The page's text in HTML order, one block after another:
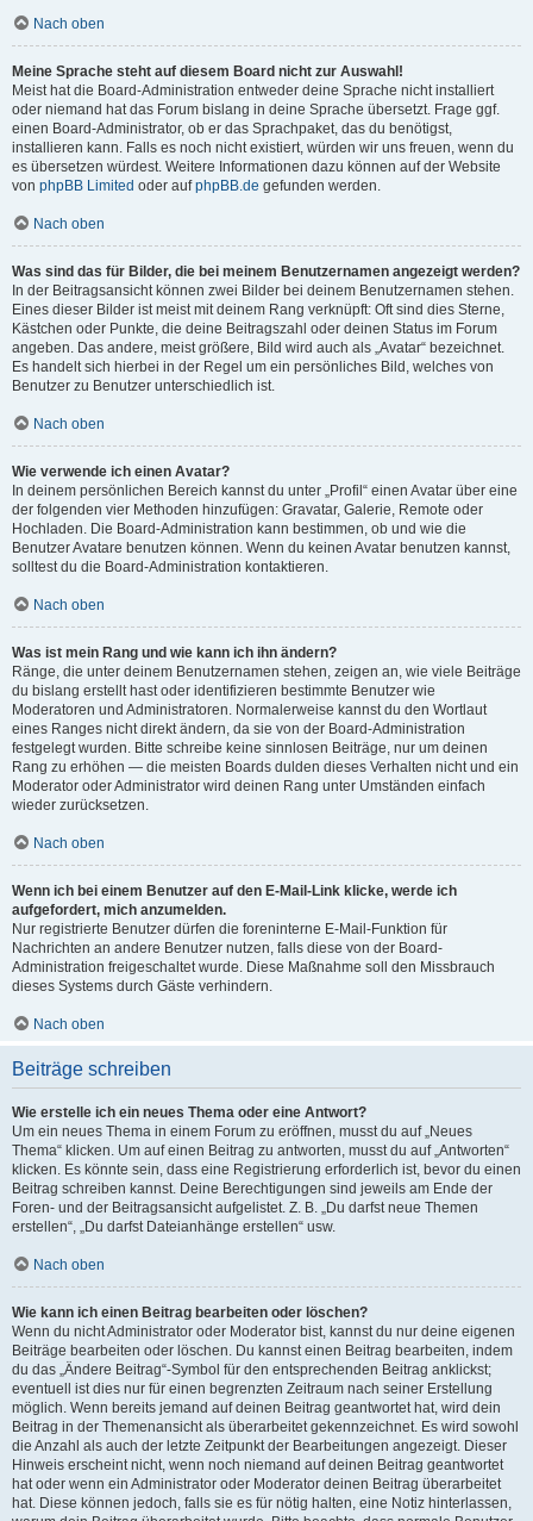
Nach oben
Meine Sprache steht auf diesem Board nicht zur Auswahl!
Meist hat die Board-Administration entweder deine Sprache nicht installiert
oder niemand hat das Forum bislang in deine Sprache übersetzt. Frage ggf.
einen Board-Administrator, ob er das Sprachpaket, das du benötigst,
installieren kann. Falls es noch nicht existiert, würden wir uns freuen, wenn du
es übersetzen würdest. Weitere Informationen dazu können auf der Website
von phpBB Limited oder aufphpBB.de gefunden werden.
Nach oben
Was sind das für Bilder, die bei meinem Benutzernamen angezeigt werden?
In der Beitragsansicht können zwei Bilder bei deinem Benutzernamen stehen.
Eines dieser Bilder ist meist mit deinem Rang verknüpft: Oft sind dies Sterne,
Kästchen oder Punkte, die deine Beitragszahl oder deinen Status im Forum
angeben. Das andere, meist größere, Bild wird auch als „Avatar“ bezeichnet.
Es handelt sich hierbei in der Regel um ein persönliches Bild, welches von
Benutzer zu Benutzer unterschiedlich ist.
Nach oben
Wie verwende ich einen Avatar?
In deinem persönlichen Bereich kannst du unter „Profil“ einen Avatar über eine
der folgenden vier Methoden hinzufügen: Gravatar, Galerie, Remote oder
Hochladen. Die Board-Administration kann bestimmen, ob und wie die
Benutzer Avatare benutzen können. Wenn du keinen Avatar benutzen kannst,
solltest du die Board-Administration kontaktieren.
Nach oben
Was ist mein Rang und wie kann ich ihn ändern?
Ränge, die unter deinem Benutzernamen stehen, zeigen an, wie viele Beiträge
du bislang erstellt hast oder identifizieren bestimmte Benutzer wie
Moderatoren und Administratoren. Normalerweise kannst du den Wortlaut
eines Ranges nicht direkt ändern, da sie von der Board-Administration
festgelegt wurden. Bitte schreibe keine sinnlosen Beiträge, nur um deinen
Rang zu erhöhen — die meisten Boards dulden dieses Verhalten nicht und ein
Moderator oder Administrator wird deinen Rang unter Umständen einfach
wieder zurücksetzen.
Nach oben
Wenn ich bei einem Benutzer auf den E-Mail-Link klicke, werde ich
aufgefordert, mich anzumelden.
Nur registrierte Benutzer dürfen die foreninterne E-Mail-Funktion für
Nachrichten an andere Benutzer nutzen, falls diese von der Board-
Administration freigeschaltet wurde. Diese Maßnahme soll den Missbrauch
dieses Systems durch Gäste verhindern.
Nach oben
Beiträge schreiben
Wie erstelle ich ein neues Thema oder eine Antwort?
Um ein neues Thema in einem Forum zu eröffnen, musst du auf „Neues
Thema“ klicken. Um auf einen Beitrag zu antworten, musst du auf „Antworten“
klicken. Es könnte sein, dass eine Registrierung erforderlich ist, bevor du einen
Beitrag schreiben kannst. Deine Berechtigungen sind jeweils am Ende der
Foren- und der Beitragsansicht aufgelistet. Z. B. „Du darfst neue Themen
erstellen“, „Du darfst Dateianhänge erstellen“ usw.
Nach oben
Wie kann ich einen Beitrag bearbeiten oder löschen?
Wenn du nicht Administrator oder Moderator bist, kannst du nur deine eigenen
Beiträge bearbeiten oder löschen. Du kannst einen Beitrag bearbeiten, indem
du das „Ändere Beitrag“-Symbol für den entsprechenden Beitrag anklickst;
eventuell ist dies nur für einen begrenzten Zeitraum nach seiner Erstellung
möglich. Wenn bereits jemand auf deinen Beitrag geantwortet hat, wird dein
Beitrag in der Themenansicht als überarbeitet gekennzeichnet. Es wird sowohl
die Anzahl als auch der letzte Zeitpunkt der Bearbeitungen angezeigt. Dieser
Hinweis erscheint nicht, wenn noch niemand auf deinen Beitrag geantwortet
hat oder wenn ein Administrator oder Moderator deinen Beitrag überarbeitet
hat. Diese können jedoch, falls sie es für nötig halten, eine Notiz hinterlassen,